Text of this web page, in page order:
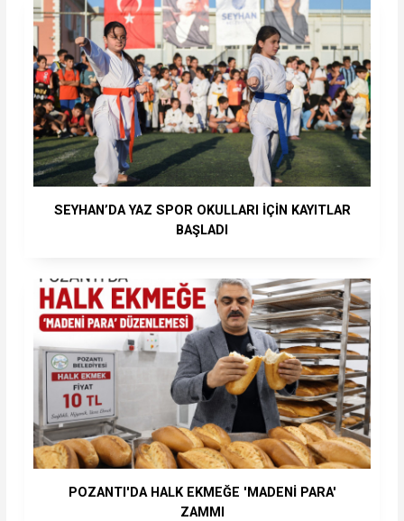
SEYHAN’DA YAZ SPOR OKULLARI İÇİN KAYITLAR
BAŞLADI
POZANTI'DA HALK EKMEĞE 'MADENİ PARA'
ZAMMI